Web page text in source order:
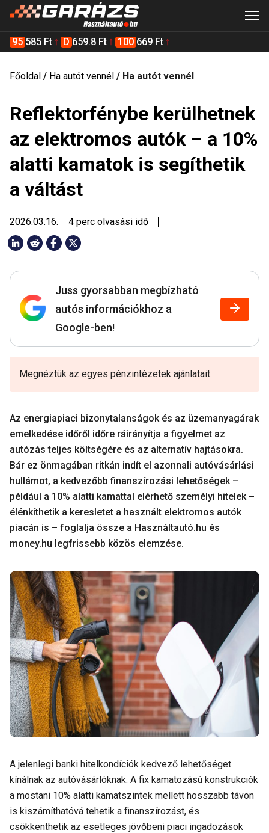
95 585 Ft D 659.8 Ft 100 669 Ft
Főoldal / Ha autót vennél / Ha autót vennél
Reflektorfénybe kerülhetnek
az elektromos autók – a 10%
alatti kamatok is segíthetik
a váltást
2026.03.16. 4 perc olvasási idő
Juss gyorsabban megbízható
autós információkhoz a
Google-ben!
Megnéztük az egyes pénzintézetek ajánlatait.
Az energiapiaci bizonytalanságok és az üzemanyagárak
emelkedése időről időre ráirányítja a figyelmet az
autózás teljes költségére és az alternatív hajtásokra.
Bár ez önmagában ritkán indít el azonnali autóvásárlási
hullámot, a kedvezőbb finanszírozási lehetőségek –
például a 10% alatti kamattal elérhető személyi hitelek –
élénkíthetik a keresletet a használt elektromos autók
piacán is – foglalja össze a Használtautó.hu és
money.hu legfrissebb közös elemzése.
A jelenlegi banki hitelkondíciók kedvező lehetőséget
kínálnak az autóvásárlóknak. A fix kamatozású konstrukciók
a mostani 10% alatti kamatszintek mellett hosszabb távon
is kiszámíthatóvá tehetik a finanszírozást, és
csökkenthetik az esetleges jövőbeni piaci ingadozások